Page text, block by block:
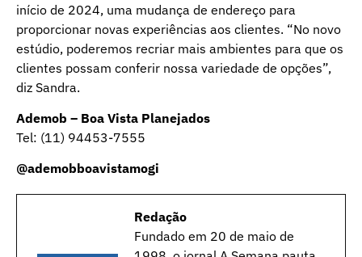
início de 2024, uma mudança de endereço para
proporcionar novas experiências aos clientes. “No novo
estúdio, poderemos recriar mais ambientes para que os
clientes possam conferir nossa variedade de opções”,
diz Sandra.
Ademob – Boa Vista Planejados
Tel: (11) 94453-7555
@ademobboavistamogi
Redação
Fundado em 20 de maio de